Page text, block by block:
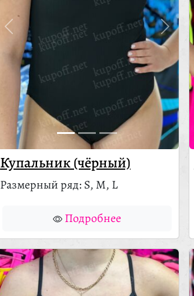
Купальник (чёрный)
Размерный ряд: S, M, L
Подробнее